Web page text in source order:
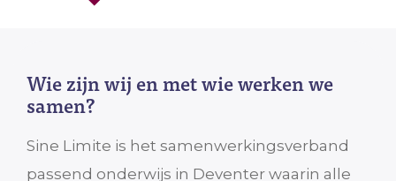
Wie zijn wij en met wie werken we
samen?
Sine Limite is het samenwerkingsverband
passend onderwijs in Deventer waarin alle